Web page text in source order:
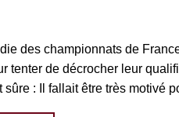
des championnats de
tenter de décrocher leur
: Il fallait être très motivé